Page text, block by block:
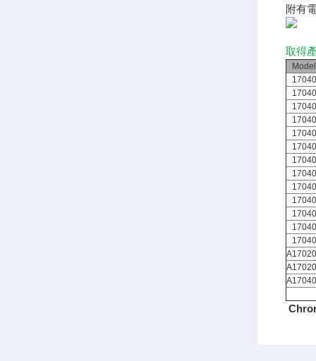
附有
取得
Model
17040
17040
17040
17040
17040
17040
17040
17040
17040
17040
17040
17040
17040